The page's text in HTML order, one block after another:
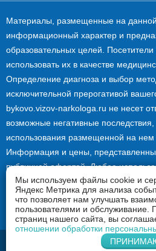
Материалы, размещенные на
информационный характер и
образовательных целей.
использовать их в качестве
Определение диагноза и выбор
исключительной прерогативой
bykovo.vizov-narkologa.ru не несет
возможные негативные последствия,
использования размещенной на
Информация и цены,
публичной офертой. Любое
материалов сайта допускается
правообладателя и только со
narkologa.ru.
2026 © Вызов нарколога в
Мы используем файлы cookie и
Яндекс Метрика для анализа
что позволяет нам улучшать
пользователями и обслуживание.
страниц нашего сайта, вы
отношении обработкиНапишите нам